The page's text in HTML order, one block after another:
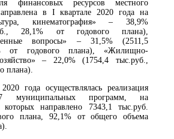
финансовых ресурсов местного
в I квартале 2020 года на
кинематография» – 38,9%
28,1% от годового плана),
вопросы» – 31,5% (2511,5
от годового плана), «Жилищно-
– 22,0% (1754,4 тыс.руб.,
плана).
года осуществлялась реализация
муниципальных программ, на
которых направлено 7343,1 тыс.руб.
плана, 92,1% от общего объема